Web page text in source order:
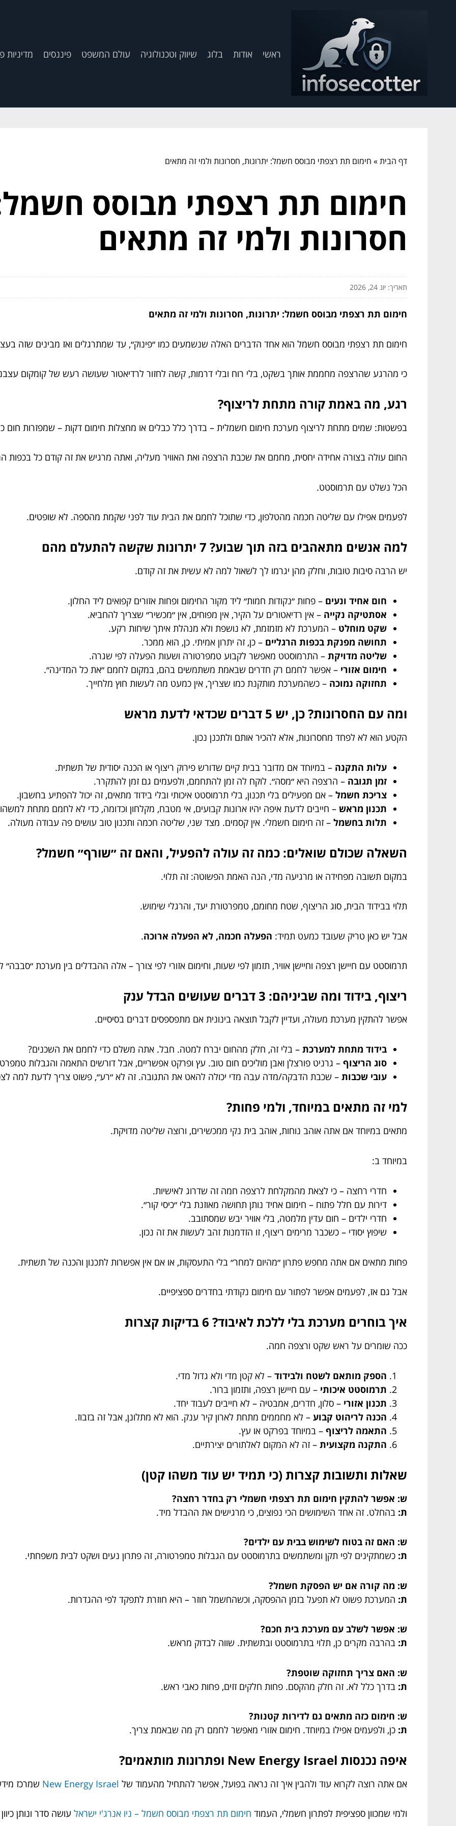
ראשי אודות בלוג שיווק וטכנולוגיה עולם המשפט פיננסים מדיניות
דף הבית» חימום תת רצפתי מבוסס חשמל: יתרונות, חסרונות ולמי זה מתאים
חימום תת רצפתי מבוסס חשמל:
חסרונות ולמי זה מתאים
תאריך: יונ 24, 2026
חימום תת רצפתי מבוסס חשמל: יתרונות, חסרונות ולמי זה מתאים
חימום תת רצפתי מבוסס חשמל הוא אחד הדברים האלה שנשמעים כמו ״פינוק״, עד שמתרגלים ואז מבינים שזה
כי מהרגע שהרצפה מחממת אותך בשקט, בלי רוח ובלי דרמות, קשה לחזור לרדיאטור שעושה רעש של קומקום
רגע, מה באמת קורה מתחת לריצוף?
בפשטות: שמים מתחת לריצוף מערכת חימום חשמלית – בדרך כלל כבלים או מחצלות חימום דקות – שמפזרות חום
החום עולה בצורה אחידה יחסית, מחמם את שכבת הרצפה ואת האוויר מעליה, ואתה מרגיש את זה קודם כל בכפות
הכל נשלט עם תרמוסטט.
לפעמים אפילו עם שליטה חכמה מהטלפון, כדי שתוכל לחמם את הבית עוד לפני שקמת מהספה. לא שופטים.
למה אנשים מתאהבים בזה תוך שבוע? 7 יתרונות שקשה להתעלם מהם
יש הרבה סיבות טובות, וחלק מהן יגרמו לך לשאול למה לא עשית את זה קודם.
חום אחיד ונעים – פחות ״נקודות חמות״ ליד מקור החימום ופחות אזורים קפואים ליד החלון.
אסתטיקה נקייה – אין רדיאטורים על הקיר, אין מפוחים, אין ״מכשיר״ שצריך להחביא.
שקט מוחלט – המערכת לא מזמזמת, לא נושפת ולא מנהלת איתך שיחות רקע.
תחושה מפנקת בכפות הרגליים – כן, זה יתרון אמיתי. כן, הוא ממכר.
שליטה מדויקת – התרמוסטט מאפשר לקבוע טמפרטורה ושעות הפעלה לפי שגרה.
חימום אזורי – אפשר לחמם רק חדרים שבאמת משתמשים בהם, במקום לחמם ״את כל המדינה״.
תחזוקה נמוכה – כשהמערכת מותקנת כמו שצריך, אין כמעט מה לעשות חוץ מלחייך.
ומה עם החסרונות? כן, יש 5 דברים שכדאי לדעת מראש
הקטע הוא לא לפחד מחסרונות, אלא להכיר אותם ולתכנן נכון.
עלות התקנה – במיוחד אם מדובר בבית קיים שדורש פירוק ריצוף או הכנה יסודית של תשתית.
זמן תגובה – הרצפה היא ״מסה״. לוקח לה זמן להתחמם, ולפעמים גם זמן להתקרר.
צריכת חשמל – אם מפעילים בלי תכנון, בלי תרמוסטט איכותי ובלי בידוד מתאים, זה יכול להפתיע בחשבון.
תכנון מראש – חייבים לדעת איפה יהיו ארונות קבועים, אי מטבח, מקלחון וכדומה, כדי לא לחמם מתחת
תלות בחשמל – זה חימום חשמלי. אין קסמים. מצד שני, שליטה חכמה ותכנון טוב עושים פה עבודה מעולה.
השאלה שכולם שואלים: כמה זה עולה להפעיל, והאם זה ״שורף״ חשמל?
במקום תשובה מפחידה או מרגיעה מדי, הנה האמת הפשוטה: זה תלוי.
תלוי בבידוד הבית, סוג הריצוף, שטח מחומם, טמפרטורת יעד, והרגלי שימוש.
אבל יש כאן טריק שעובד כמעט תמיד: הפעלה חכמה, לא הפעלה ארוכה.
תרמוסטט עם חיישן רצפה וחיישן אוויר, תזמון לפי שעות, וחימום אזורי לפי צורך – אלה ההבדלים בין מערכת
ריצוף, בידוד ומה שביניהם: 3 דברים שעושים הבדל ענק
אפשר להתקין מערכת מעולה, ועדיין לקבל תוצאה בינונית אם מתפספסים דברים בסיסיים.
בידוד מתחת למערכת – בלי זה, חלק מהחום יברח למטה. חבל. אתה משלם כדי לחמם את השכנים?
סוג הריצוף – גרניט פורצלן ואבן מוליכים חום טוב. עץ ופרקט אפשריים, אבל דורשים התאמה והגבלות
עובי שכבות – שכבת הדבקה/מדה עבה מדי יכולה להאט את התגובה. זה לא ״רע״, פשוט צריך לדעת למה
למי זה מתאים במיוחד, ולמי פחות?
מתאים במיוחד אם אתה אוהב נוחות, אוהב בית נקי ממכשירים, ורוצה שליטה מדויקת.
במיוחד ב:
חדרי רחצה – כי לצאת מהמקלחת לרצפה חמה זה שדרוג לאישיות.
דירות עם חלל פתוח – חימום אחיד נותן תחושה מאוזנת בלי ״כיסי קור״.
חדרי ילדים – חום עדין מלמטה, בלי אוויר יבש שמסתובב.
שיפוץ יסודי – כשכבר מרימים ריצוף, זו הזדמנות זהב לעשות את זה נכון.
פחות מתאים אם אתה מחפש פתרון ״מהיום למחר״ בלי התעסקות, או אם אין אפשרות לתכנון והכנה של תשתית.
אבל גם אז, לפעמים אפשר לפתור עם חימום נקודתי בחדרים ספציפיים.
איך בוחרים מערכת בלי ללכת לאיבוד? 6 בדיקות קצרות
ככה שומרים על ראש שקט ורצפה חמה.
הספק מותאם לשטח ולבידוד – לא קטן מדי ולא גדול מדי.
תרמוסטט איכותי – עם חיישן רצפה, ותזמון ברור.
תכנון אזורי – סלון, חדרים, אמבטיה – לא חייבים לעבוד יחד.
הכנה לריהוט קבוע – לא מחממים מתחת לארון קיר ענק. הוא לא מתלונן, אבל זה בזבוז.
התאמה לריצוף – במיוחד בפרקט או עץ.
התקנה מקצועית – זה לא המקום לאלתורים יצירתיים.
שאלות ותשובות קצרות (כי תמיד יש עוד משהו קטן)
ש: אפשר להתקין חימום תת רצפתי חשמלי רק בחדר רחצה?
ת: בהחלט. זה אחד השימושים הכי נפוצים, כי מרגישים את ההבדל מיד.
ש: האם זה בטוח לשימוש בבית עם ילדים?
ת: כשמתקינים לפי תקן ומשתמשים בתרמוסטט עם הגבלות טמפרטורה, זה פתרון נעים ושקט לבית משפחתי.
ש: מה קורה אם יש הפסקת חשמל?
ת: המערכת פשוט לא תפעל בזמן ההפסקה, וכשהחשמל חוזר – היא חוזרת לתפקד לפי ההגדרות.
ש: אפשר לשלב עם מערכת בית חכם?
ת: בהרבה מקרים כן, תלוי בתרמוסטט ובתשתית. שווה לבדוק מראש.
ש: האם צריך תחזוקה שוטפת?
ת: בדרך כלל לא. זה חלק מהקסם. פחות חלקים זזים, פחות כאבי ראש.
ש: חימום כזה מתאים גם לדירות קטנות?
ת: כן, ולפעמים אפילו במיוחד. חימום אזורי מאפשר לחמם רק מה שבאמת צריך.
איפה נכנסות New Energy Israel ופתרונות מותאמים?
אם אתה רוצה לקרוא עוד ולהבין איך זה נראה בפועל, אפשר להתחיל מהעמוד של New Energy Israel שמרכז
ולמי שמכוון ספציפית לפתרון חשמלי, העמוד חימום תת רצפתי מבוסס חשמל – ניו אנרג'י ישראל עושה סדר ונותן